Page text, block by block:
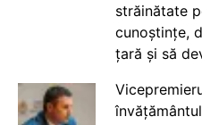
străinătate
cunoștințe,
țară și să